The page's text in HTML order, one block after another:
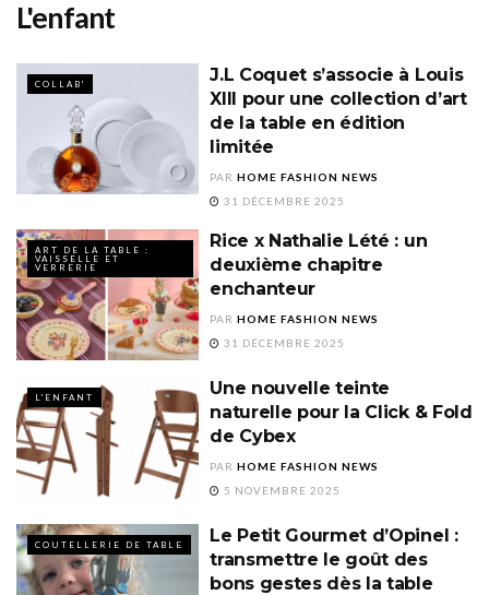
L'enfant
COLLAB'
J.L Coquet s’associe à Louis
XIII pour une collection d’art
de la table en édition
limitée
PAR HOME FASHION NEWS
31 DÉCEMBRE 2025
ART DE LA TABLE :
VAISSELLE ET
VERRERIE
Rice x Nathalie Lété : un
deuxième chapitre
enchanteur
PAR HOME FASHION NEWS
31 DÉCEMBRE 2025
L'ENFANT
Une nouvelle teinte
naturelle pour la Click & Fold
de Cybex
PAR HOME FASHION NEWS
5 NOVEMBRE 2025
COUTELLERIE DE TABLE
Le Petit Gourmet d’Opinel :
transmettre le goût des
bons gestes dès la table